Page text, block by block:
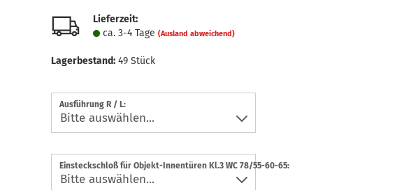
Lieferzeit:
ca. 3-4 Tage (Ausland abweichend)
Lagerbestand: 49 Stück
Ausführung R / L:
Einsteckschloß für Objekt-Innentüren Kl.3 WC 78/55-60-65: